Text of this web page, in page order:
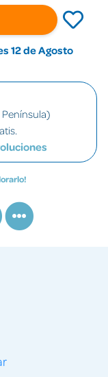
12 de Agosto